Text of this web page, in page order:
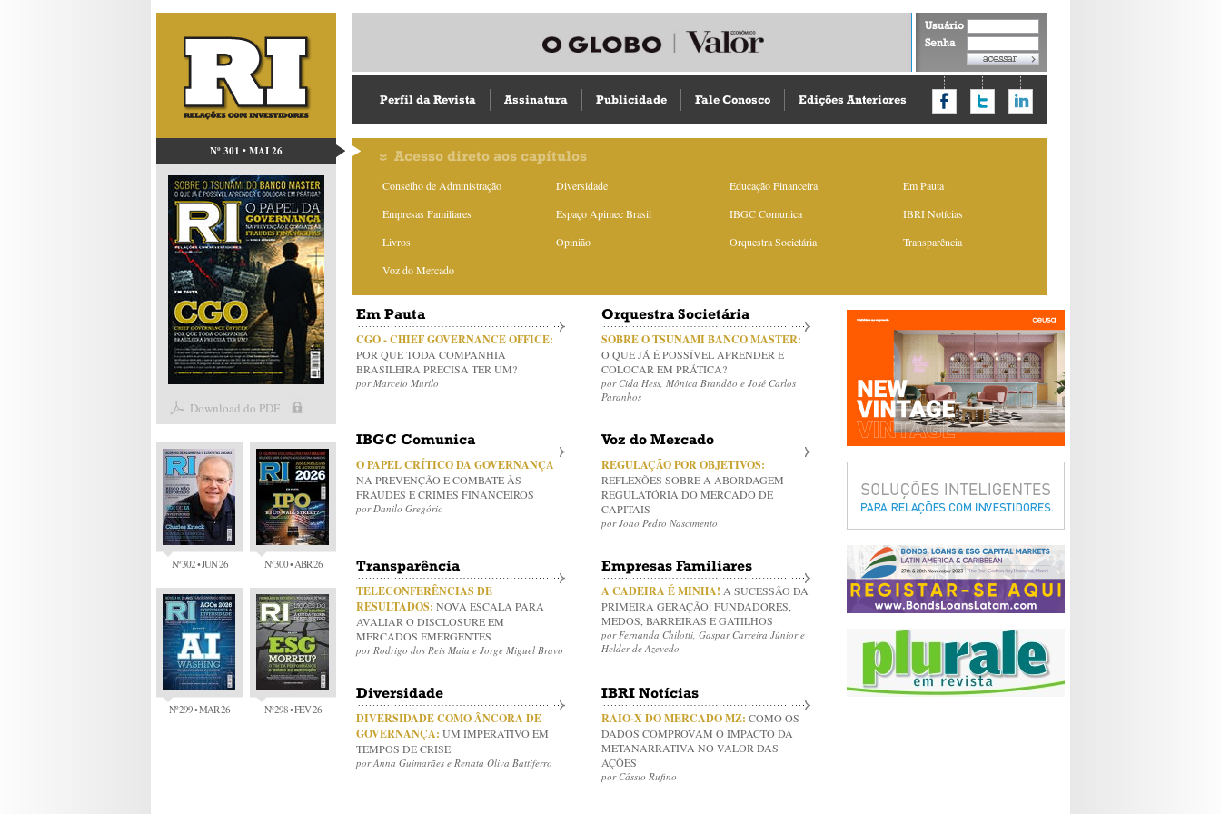
Nº 301 • MAI 26
Download do PDF
Nº 302 • JUN 26 Nº 300 • ABR 26
Nº 299 • MAR 26 Nº 298 • FEV 26
Usuário
Senha
Perfil da Revista Assinatura Publicidade Fale Conosco Edições Anteriores
Acesso direto aos capítulos
Conselho de Administração Diversidade Educação Financeira
Em Pauta
Empresas Familiares
Espaço Apimec Brasil IBGC Comunica
IBRI Notícias
Livros
Opinião Orquestra Societária
Transparência
Voz do Mercado
Em Pauta
CGO - CHIEF GOVERNANCE OFFICE:
POR QUE TODA COMPANHIA
BRASILEIRA PRECISA TER UM?
por Marcelo Murilo
Orquestra Societária
SOBRE O TSUNAMI BANCO MASTER:
O QUE JÁ É POSSÍVEL APRENDER E
COLOCAR EM PRÁTICA?
por Cida Hess, Mônica Brandão e José Carlos
Paranhos
IBGC Comunica
O PAPEL CRÍTICO DA GOVERNANÇA
NA PREVENÇÃO E COMBATE ÀS
FRAUDES E CRIMES FINANCEIROS
por Danilo Gregório
Voz do Mercado
REGULAÇÃO POR OBJETIVOS:
REFLEXÕES SOBRE A ABORDAGEM
REGULATÓRIA DO MERCADO DE
CAPITAIS
por João Pedro Nascimento
Transparência
TELECONFERÊNCIAS DE
RESULTADOS: NOVA ESCALA PARA
AVALIAR O DISCLOSURE EM
MERCADOS EMERGENTES
por Rodrigo dos Reis Maia e Jorge Miguel Bravo
Empresas Familiares
A CADEIRA É MINHA! A SUCESSÃO DA
PRIMEIRA GERAÇÃO: FUNDADORES,
MEDOS, BARREIRAS E GATILHOS
por Fernanda Chilotti, Gaspar Carreira Júnior e
Helder de Azevedo
Diversidade
DIVERSIDADE COMO ÂNCORA DE
GOVERNANÇA: UM IMPERATIVO EM
TEMPOS DE CRISE
por Anna Guimarães e Renata Oliva Battiferro
IBRI Notícias
RAIO-X DO MERCADO MZ: COMO OS
DADOS COMPROVAM O IMPACTO DA
METANARRATIVA NO VALOR DAS
AÇÕES
por Cássio Rufino